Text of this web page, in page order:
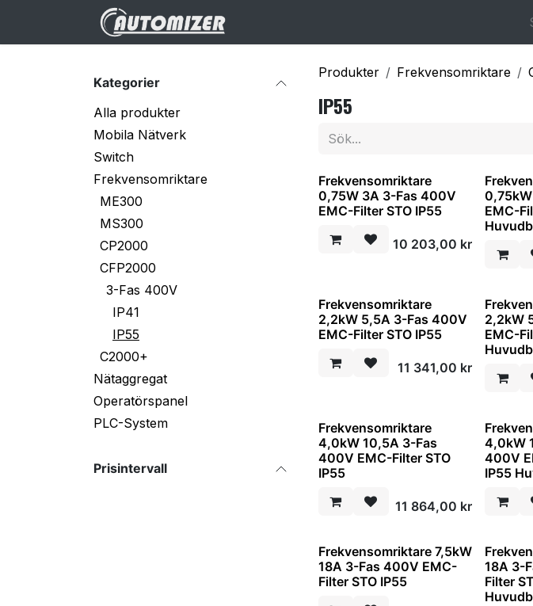
Hoppa till innehåll
Kategorier
Alla produkter
Mobila Nätverk
Switch
Frekvensomriktare
ME300
MS300
CP2000
CFP2000
3-Fas 400V
IP41
IP55
C2000+
Nätaggregat
Operatörspanel
PLC-System
Prisintervall
Produkter Frekvensomriktare
IP55
Frekvensomriktare
0,75W 3A 3-Fas 400V
EMC-Filter STO IP55
10 203,00 kr
EMC-
Frekvensomriktare
2,2kW 5,5A 3-Fas 400V
EMC-Filter STO IP55
11 341,00 kr
2,2kW
EMC-
Frekvensomriktare
4,0kW 10,5A 3-Fas
400V EMC-Filter STO
IP55
11 864,00 kr
4,0kW
400V
IP55
Frekvensomriktare 7,5kW
18A 3-Fas 400V EMC-
Filter STO IP55
18A 3-
Filter